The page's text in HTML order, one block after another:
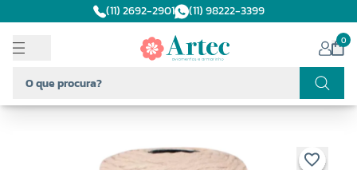
(11) 2692-2901 (11) 98222-3399
0